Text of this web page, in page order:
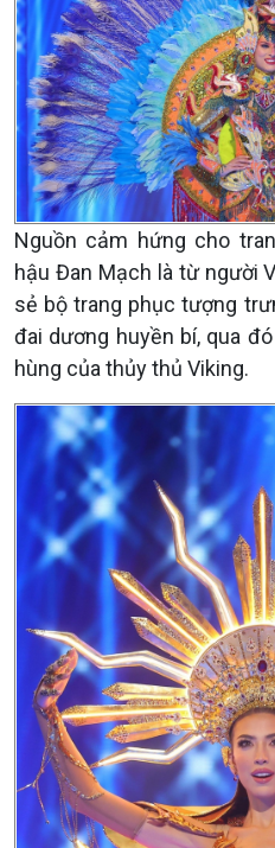
Nguồn cảm hứng cho
hậu Đan Mạch là từ người
sẻ bộ trang phục tượng
đai dương huyền bí, qua
hùng của thủy thủ Viking.